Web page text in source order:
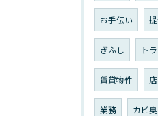
お手伝い
ぎふし ト
賃貸物件
業務 カビ